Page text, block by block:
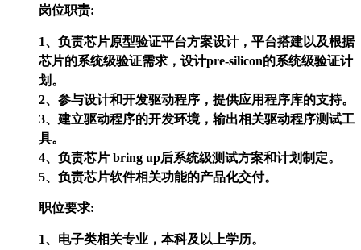
岗位职责:
1、负责芯片原型验证平台方案设计，平台搭建以及根据
芯片的系统级验证需求，设计pre-silicon的系统级验证计
划。
2、参与设计和开发驱动程序，提供应用程序库的支持。
3、建立驱动程序的开发环境，输出相关驱动程序测试工
具。
4、负责芯片 bring up后系统级测试方案和计划制定。
5、负责芯片软件相关功能的产品化交付。
职位要求:
1、电子类相关专业，本科及以上学历。